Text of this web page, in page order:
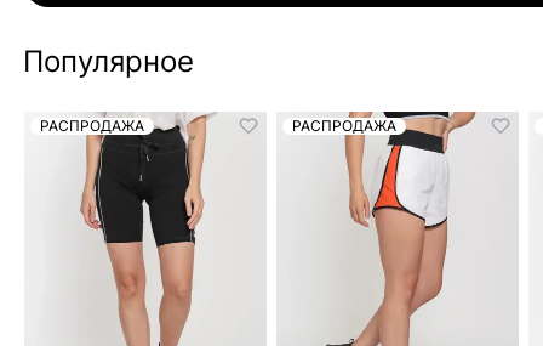
Популярное
РАСПРОДАЖА РАСПРОДАЖА